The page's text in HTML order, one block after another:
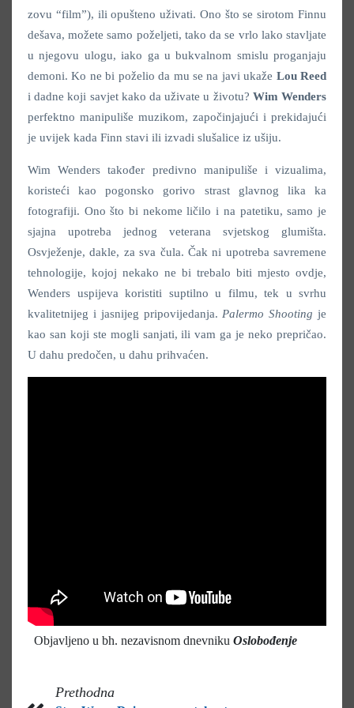
zovu “film”), ili opušteno uživati. Ono što se sirotom Finnu
dešava, možete samo poželjeti, tako da se vrlo lako stavljate
u njegovu ulogu, iako ga u bukvalnom smislu proganjaju
demoni. Ko ne bi poželio da mu se na javi ukaže Lou Reed
i dadne koji savjet kako da uživate u životu? Wim Wenders
perfektno manipuliše muzikom, započinjajući i prekidajući
je uvijek kada Finn stavi ili izvadi slušalice iz ušiju.
Wim Wenders također predivno manipuliše i vizualima,
koristeći kao pogonsko gorivo strast glavnog lika ka
fotografiji. Ono što bi nekome ličilo i na patetiku, samo je
sjajna upotreba jednog veterana svjetskog glumišta.
Osvježenje, dakle, za sva čula. Čak ni upotreba savremene
tehnologije, kojoj nekako ne bi trebalo biti mjesto ovdje,
Wenders uspijeva koristiti suptilno u filmu, tek u svrhu
kvalitetnijeg i jasnijeg pripovijedanja. Palermo Shooting je
kao san koji ste mogli sanjati, ili vam ga je neko prepričao.
U dahu predočen, u dahu prihvaćen.
Objavljeno u bh. nezavisnom dnevniku Oslobođenje
Prethodna